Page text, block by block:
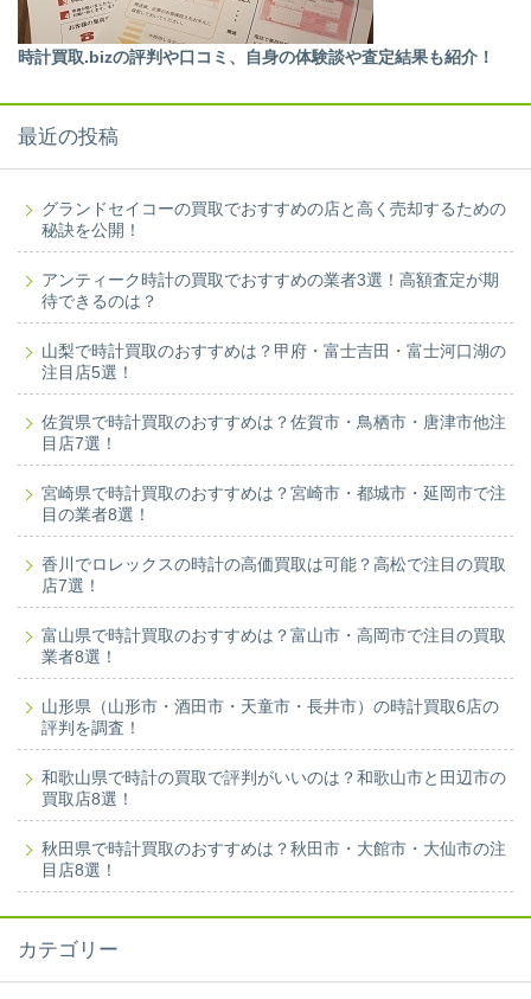
時計買取.bizの評判や口コミ、自身の体験談や査定結果も紹介！
最近の投稿
グランドセイコーの買取でおすすめの店と高く売却するための
秘訣を公開！
アンティーク時計の買取でおすすめの業者3選！高額査定が期
待できるのは？
山梨で時計買取のおすすめは？甲府・富士吉田・富士河口湖の
注目店5選！
佐賀県で時計買取のおすすめは？佐賀市・鳥栖市・唐津市他注
目店7選！
宮崎県で時計買取のおすすめは？宮崎市・都城市・延岡市で注
目の業者8選！
香川でロレックスの時計の高価買取は可能？高松で注目の買取
店7選！
富山県で時計買取のおすすめは？富山市・高岡市で注目の買取
業者8選！
山形県（山形市・酒田市・天童市・長井市）の時計買取6店の
評判を調査！
和歌山県で時計の買取で評判がいいのは？和歌山市と田辺市の
買取店8選！
秋田県で時計買取のおすすめは？秋田市・大館市・大仙市の注
目店8選！
カテゴリー